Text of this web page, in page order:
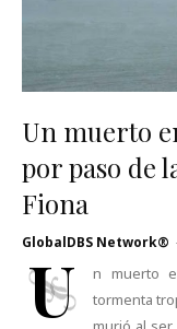
Un muerto
por paso de
Fiona
GlobalDBS Network®
U
n muerto
tormenta